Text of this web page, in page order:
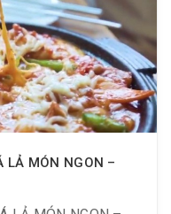
nhẹ, nhạc du dương
cuộc sống, khỏe
hơn.
LẢ MÓN NGON –